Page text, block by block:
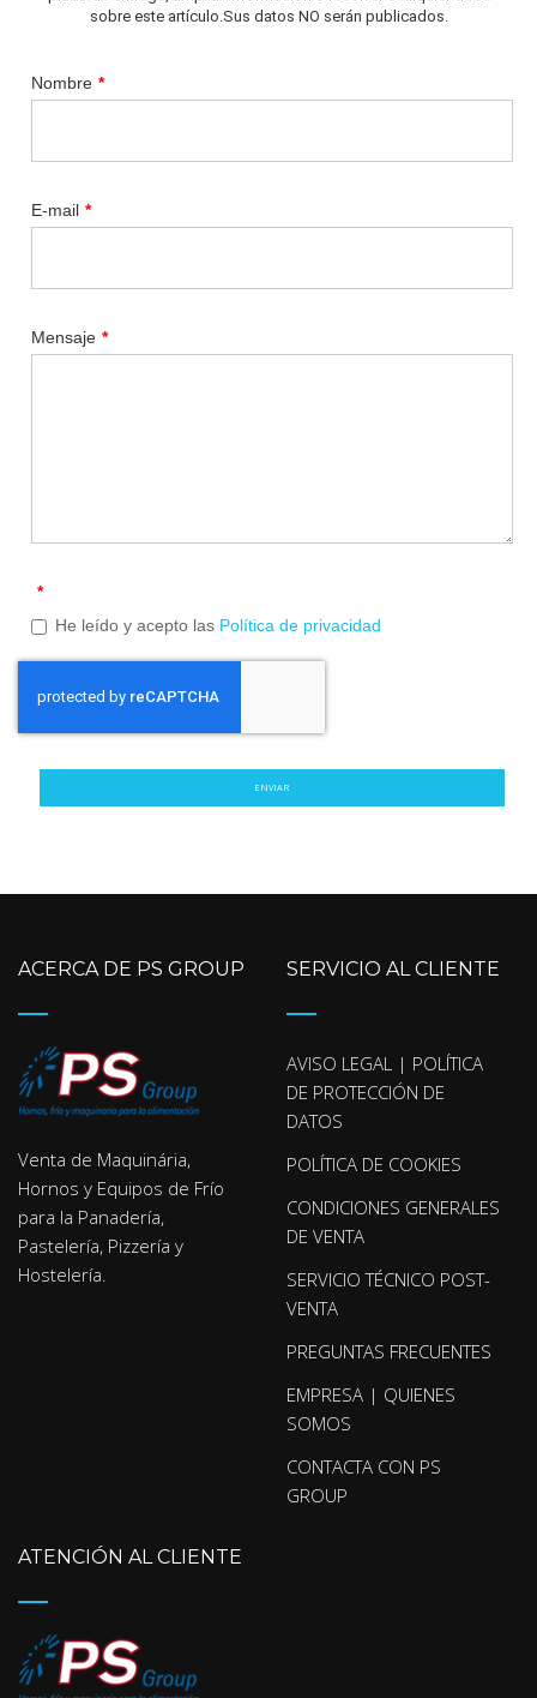
sobre este artículo.Sus datos NO serán publicados.
Nombre *
E-mail *
Mensaje *
*
He leído y acepto las Política de privacidad
ENVIAR
ACERCA DE PS GROUP
Venta de Maquinária,
Hornos y Equipos de Frío
para la Panadería,
Pastelería, Pizzería y
Hostelería.
SERVICIO AL CLIENTE
AVISO LEGAL | POLÍTICA
DE PROTECCIÓN DE
DATOS
POLÍTICA DE COOKIES
CONDICIONES GENERALES
DE VENTA
SERVICIO TÉCNICO POST-
VENTA
PREGUNTAS FRECUENTES
EMPRESA | QUIENES
SOMOS
CONTACTA CON PS
GROUP
ATENCIÓN AL CLIENTE